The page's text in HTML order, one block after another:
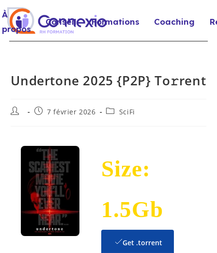
À
propos
Conseil Formations Coaching
Undertone 2025 {P2P} To𝚛rent
7 février 2026 SciFi
Size:
1.5Gb
Get .torrent